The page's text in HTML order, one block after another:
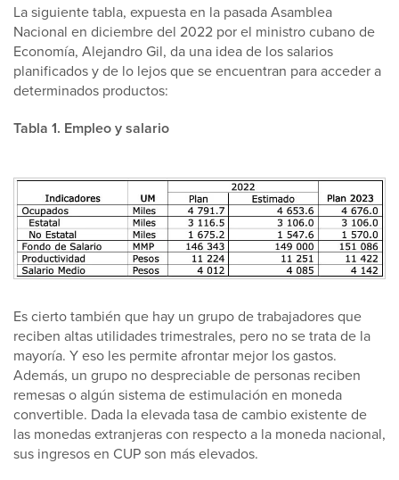
La siguiente tabla, expuesta en la pasada Asamblea
Nacional en diciembre del 2022 por el ministro cubano de
Economía, Alejandro Gil, da una idea de los salarios
planificados y de lo lejos que se encuentran para acceder a
determinados productos:
Tabla 1. Empleo y salario
Es cierto también que hay un grupo de trabajadores que
reciben altas utilidades trimestrales, pero no se trata de la
mayoría. Y eso les permite afrontar mejor los gastos.
Además, un grupo no despreciable de personas reciben
remesas o algún sistema de estimulación en moneda
convertible. Dada la elevada tasa de cambio existente de
las monedas extranjeras con respecto a la moneda nacional,
sus ingresos en CUP son más elevados.